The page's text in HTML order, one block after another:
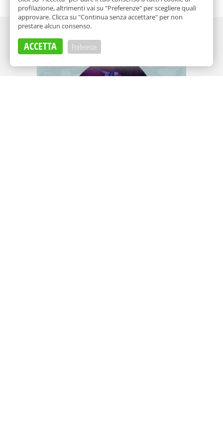
profilazione, altrimenti vai su "Preferenze" per scegliere quali
approvare. Clicca su "Continua senza accettare" per non
prestare alcun consenso.
ACCETTA Preferenze